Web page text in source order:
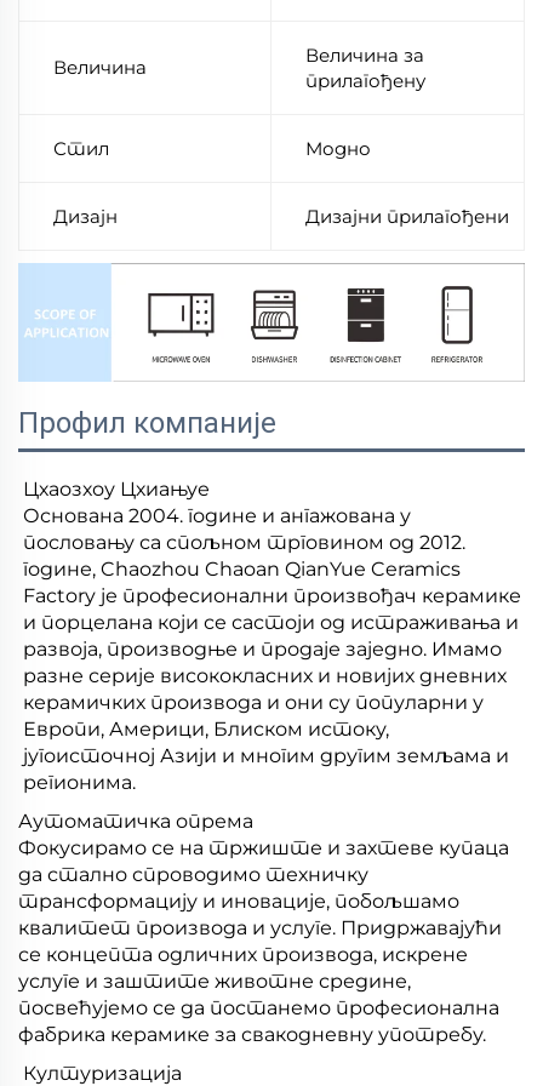
Величина
Величина за
прилагођену
Стил Модно
Дизајн Дизајни прилагођени
Профил компаније
Цхаозхоу Цхиањуе
Основана 2004. године и ангажована у
пословању са спољном трговином од 2012.
године, Chaozhou Chaoan QianYue Ceramics
Factory је професионални произвођач керамике
и порцелана који се састоји од истраживања и
развоја, производње и продаје заједно. Имамо
разне серије висококласних и новијих дневних
керамичких производа и они су популарни у
Европи, Америци, Блиском истоку,
југоисточној Азији и многим другим земљама и
регионима.
Аутоматичка опрема
Фокусирамо се на тржиште и захтеве купаца
да стално спроводимо техничку
трансформацију и иновације, побољшамо
квалитет производа и услуге. Придржавајући
се концепта одличних производа, искрене
услуге и заштите животне средине,
посвећујемо се да постанемо професионална
фабрика керамике за свакодневну употребу.
Културизација